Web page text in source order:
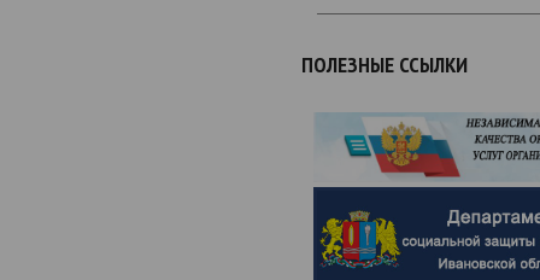
ПОЛЕЗНЫЕ ССЫЛКИ